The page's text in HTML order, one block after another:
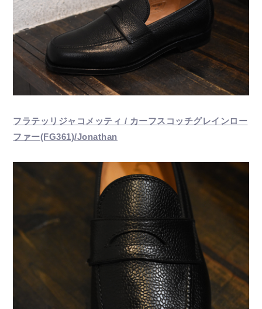
フラテッリジャコメッティ / カーフスコッチグレインロー
ファー(FG361)/Jonathan